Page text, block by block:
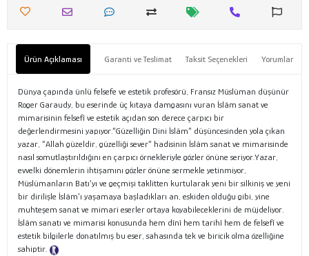
Ürün Açıklaması Garanti ve Teslimat Taksit Seçenekleri Yorumlar
Dünya çapında ünlü felsefe ve estetik profesörü, Fransız Müslüman düşünür
Roger Garaudy, bu eserinde üç kıtaya damgasını vuran İslâm sanat ve
mimarisinin felsefî ve estetik açıdan son derece çarpıcı bir
değerlendirmesini yapıyor.“Güzelliğin Dini İslâm” düşüncesinden yola çıkan
yazar, “Allah güzeldir, güzelliği sever” hadisinin İslâm sanat ve mimarisinde
nasıl somutlaştırıldığını en çarpıcı örnekleriyle gözler önüne seriyor.Yazar,
evvelki dönemlerin ihtişamını gözler önüne sermekle yetinmiyor,
Müslümanların Batı’yı ve geçmişi taklitten kurtularak yeni bir silkiniş ve yeni
bir dirilişle İslâm’ı yaşamaya başladıkları an, eskiden olduğu gibi, yine
muhteşem sanat ve mimari eserler ortaya koyabileceklerini de müjdeliyor.
İslâm sanatı ve mimarisi konusunda hem dînî hem tarihî hem de felsefî ve
estetik bilgilerle donatılmış bu eser, sahasında tek ve biricik olma özelliğine
sahiptir.